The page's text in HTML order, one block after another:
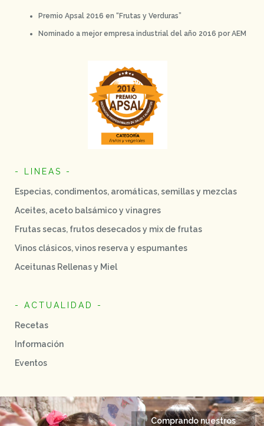
Premio Apsal 2016 en “Frutas y Verduras”
Nominado a mejor empresa industrial del año 2016 por AEM
- LINEAS -
Especias, condimentos, aromáticas, semillas y mezclas
Aceites, aceto balsámico y vinagres
Frutas secas, frutos desecados y mix de frutas
Vinos clásicos, vinos reserva y espumantes
Aceitunas Rellenas y Miel
- ACTUALIDAD -
Recetas
Información
Eventos
Comprando nuestros